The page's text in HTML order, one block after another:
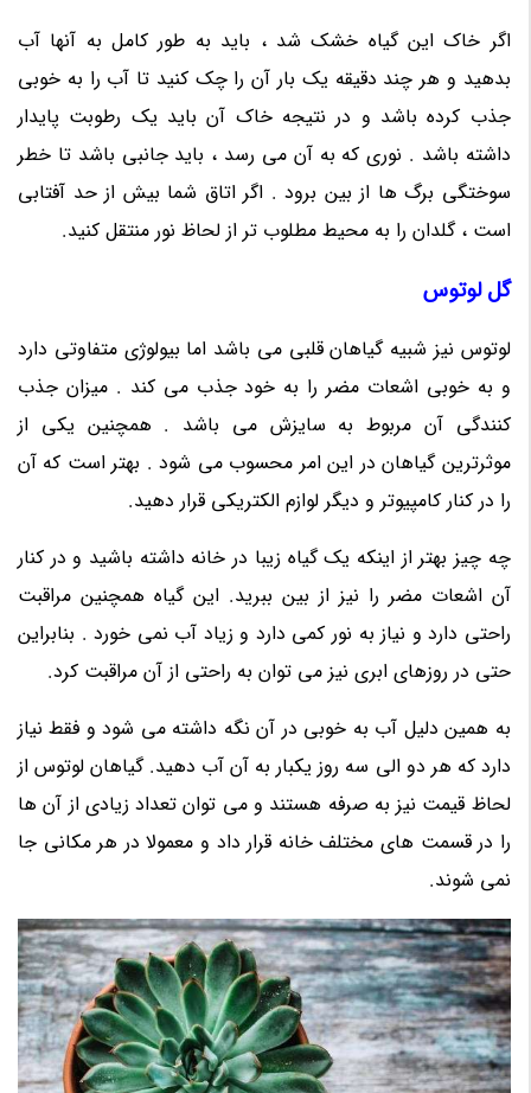
اگر خاک این گیاه خشک شد ، باید به طور کامل به آنها آب
بدهید و هر چند دقیقه یک بار آن را چک کنید تا آب را به خوبی
جذب کرده باشد و در نتیجه خاک آن باید یک رطوبت پایدار
داشته باشد . نوری که به آن می رسد ، باید جانبی باشد تا خطر
سوختگی برگ ها از بین برود . اگر اتاق شما بیش از حد آفتابی
است ، گلدان را به محیط مطلوب تر از لحاظ نور منتقل کنید.
گل لوتوس
لوتوس نیز شبیه گیاهان قلبی می باشد اما بیولوژی متفاوتی دارد
و به خوبی اشعات مضر را به خود جذب می کند . میزان جذب
کنندگی آن مربوط به سایزش می باشد . همچنین یکی از
موثرترین گیاهان در این امر محسوب می شود . بهتر است که آن
را در کنار کامپیوتر و دیگر لوازم الکتریکی قرار دهید.
چه چیز بهتر از اینکه یک گیاه زیبا در خانه داشته باشید و در کنار
آن اشعات مضر را نیز از بین ببرید. این گیاه همچنین مراقبت
راحتی دارد و نیاز به نور کمی دارد و زیاد آب نمی خورد . بنابراین
حتی در روزهای ابری نیز می توان به راحتی از آن مراقبت کرد.
به همین دلیل آب به خوبی در آن نگه داشته می شود و فقط نیاز
دارد که هر دو الی سه روز یکبار به آن آب دهید. گیاهان لوتوس از
لحاظ قیمت نیز به صرفه هستند و می توان تعداد زیادی از آن ها
را در قسمت های مختلف خانه قرار داد و معمولا در هر مکانی جا
نمی شوند.